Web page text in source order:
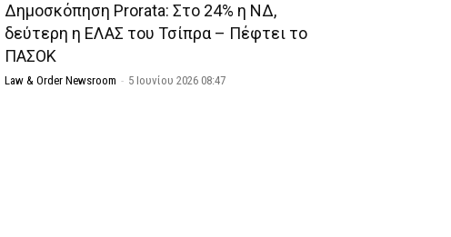
Δημοσκόπηση Prorata: Στο 24% η ΝΔ,
δεύτερη η ΕΛΑΣ του Τσίπρα – Πέφτει το
ΠΑΣΟΚ
Law & Order Newsroom - 5 Ιουνίου 2026 08:47